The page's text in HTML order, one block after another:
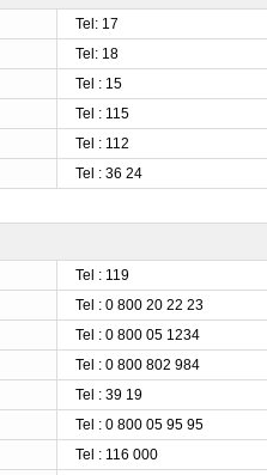
Tel: 17
Tel: 18
Tel : 15
Tel : 115
Tel : 112
Tel : 36 24
Tel : 119
Tel : 0 800 20 22 23
Tel : 0 800 05 1234
Tel : 0 800 802 984
Tel : 39 19
Tel : 0 800 05 95 95
Tel : 116 000